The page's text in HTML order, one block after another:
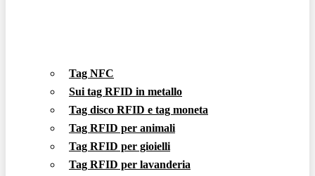
Tag NFC
Sui tag RFID in metallo
Tag disco RFID e tag moneta
Tag RFID per animali
Tag RFID per gioielli
Tag RFID per lavanderia